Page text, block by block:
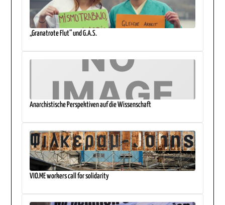
„Granatrote Flut“ und G.A.S.
Anarchistische Perspektiven auf die Wissenschaft
VIO.ME workers call for solidarity